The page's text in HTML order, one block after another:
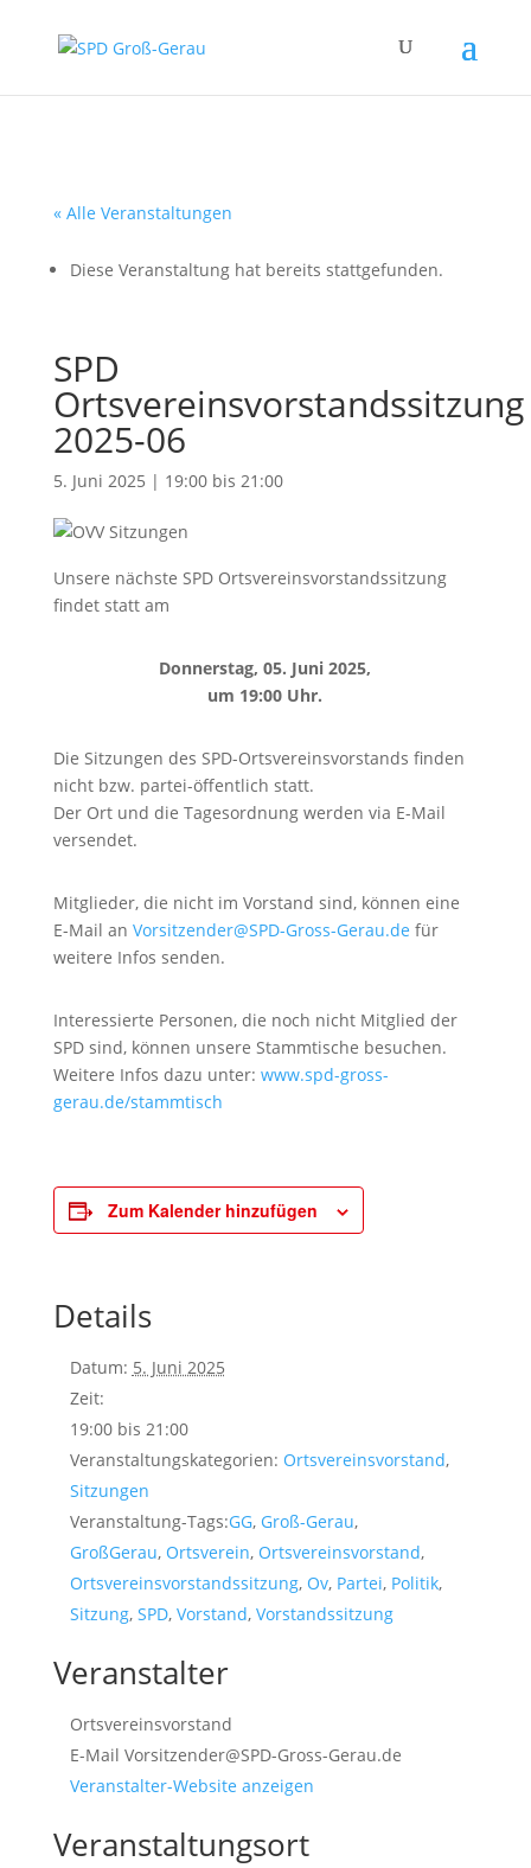
« Alle Veranstaltungen
Diese Veranstaltung hat bereits stattgefunden.
SPD
Ortsvereinsvorstandssitzung
2025-06
5. Juni 2025 | 19:00bis 21:00
Unsere nächste SPD Ortsvereinsvorstandssitzung
findet statt am
Donnerstag, 05. Juni 2025,
um 19:00 Uhr.
Die Sitzungen des SPD-Ortsvereinsvorstands finden
nicht bzw. partei-öffentlich statt.
Der Ort und die Tagesordnung werden via E-Mail
versendet.
Mitglieder, die nicht im Vorstand sind, können eine
E-Mail an Vorsitzender@SPD-Gross-Gerau.de für
weitere Infos senden.
Interessierte Personen, die noch nicht Mitglied der
SPD sind, können unsere Stammtische besuchen.
Weitere Infos dazu unter: www.spd-gross-
gerau.de/stammtisch
Zum Kalender hinzufügen
Details
Datum: 5. Juni 2025
Zeit:
19:00 bis 21:00
Veranstaltungskategorien: Ortsvereinsvorstand,
Sitzungen
Veranstaltung-Tags:GG, Groß-Gerau,
GroßGerau, Ortsverein, Ortsvereinsvorstand,
Ortsvereinsvorstandssitzung, Ov, Partei, Politik,
Sitzung, SPD, Vorstand, Vorstandssitzung
Veranstaltungsort
Veranstalter
Ortsvereinsvorstand
E-Mail Vorsitzender@SPD-Gross-Gerau.de
Veranstalter-Website anzeigen